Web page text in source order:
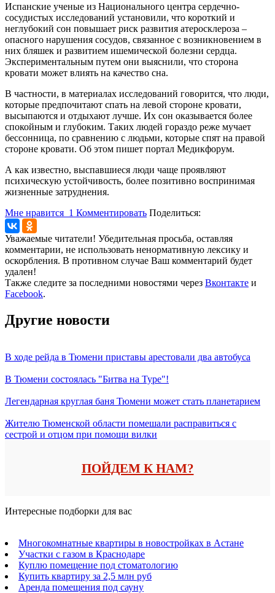
Испанские ученые из Национального центра сердечно-
сосудистых исследований установили, что короткий и
неглубокий сон повышает риск развития атеросклероза –
опасного нарушения сосудов, связанное с возникновением в
них бляшек и развитием ишемической болезни сердца.
Экспериментальным путем они выяснили, что сторона
кровати может влиять на качество сна.
В частности, в материалах исследований говорится, что люди,
которые предпочитают спать на левой стороне кровати,
высыпаются и отдыхают лучше. Их сон оказывается более
спокойным и глубоким. Таких людей гораздо реже мучает
бессонница, по сравнению с людьми, которые спят на правой
стороне кровати. Об этом пишет портал Медикфорум.
А как известно, выспавшиеся люди чаще проявляют
психическую устойчивость, более позитивно воспринимая
жизненные затруднения.
Мне нравится 1 Комментировать Поделиться:
Уважаемые читатели! Убедительная просьба, оставляя
комментарии, не использовать ненормативную лексику и
оскорбления. В противном случае Ваш комментарий будет
удален!
Также следите за последними новостями через Вконтакте и
Facebook.
Другие новости
В ходе рейда в Тюмени приставы арестовали два автобуса
В Тюмени состоялась "Битва на Туре"!
Легендарная круглая баня Тюмени может стать планетарием
Жителю Тюменской области помешали расправиться с
сестрой и отцом при помощи вилки
ПОЙДЕМ К НАМ?
Интересные подборки для вас
Многокомнатные квартиры в новостройках в Астане
Участки с газом в Краснодаре
Куплю помещение под стоматологию
Купить квартиру за 2,5 млн руб
Аренда помещения под сауну